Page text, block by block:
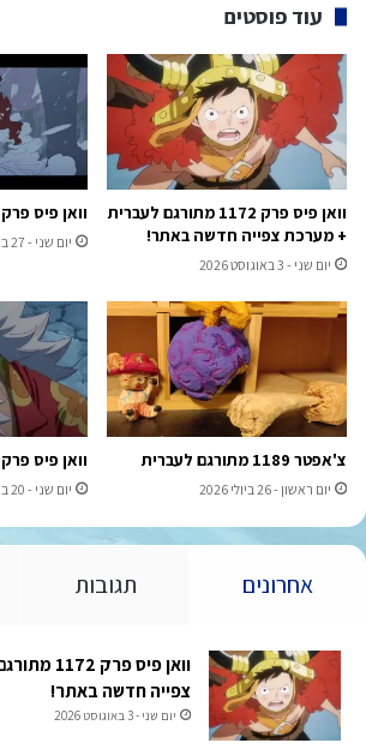
עוד פוסטים
וואן פיס פרק 1172 מתורגם לעברית
+ מערכת צפייה חדשה באתר!
יום שני - 3 באוגוסט 2026
וואן פיס פרק 1171 מתורגם לעברית
יום שני - 27 ביולי 2026
צ'אפטר 1189 מתורגם לעברית
יום ראשון - 26 ביולי 2026
וואן פיס פרק 1170 מתורגם לעברית
יום שני - 20 ביולי 2026
אחרונים תגובות
וואן פיס
צפייה חדשה באתר!
יום שני - 3 באוגוסט 2026